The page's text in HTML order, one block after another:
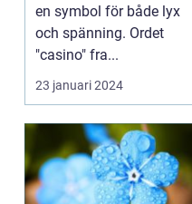
en symbol för både lyx
och spänning. Ordet
"casino" fra...
23 januari 2024